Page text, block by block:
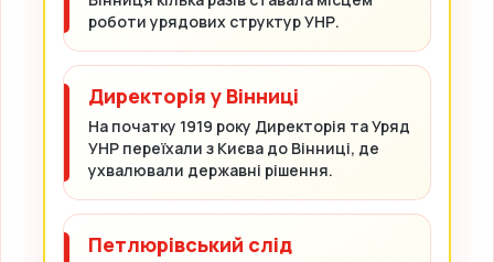
роботи урядових структур УНР.
Директорія у Вінниці
На початку 1919 року Директорія та Уряд
УНР переїхали з Києва до Вінниці, де
ухвалювали державні рішення.
Петлюрівський слід